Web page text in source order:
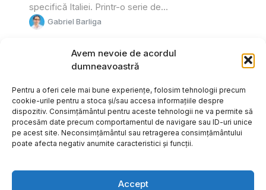
Avem nevoie de acordul
dumneavoastră
Pentru a oferi cele mai bune experiențe, folosim tehnologii precum
cookie-urile pentru a stoca și/sau accesa informațiile despre
dispozitiv. Consimțământul pentru aceste tehnologii ne va permite să
procesăm date precum comportamentul de navigare sau ID-uri unice
pe acest site. Neconsimțământul sau retragerea consimțământului
poate afecta negativ anumite caracteristici și funcții.
Accept
specifică Italiei. Printr-o serie de...
Gabriel Barliga